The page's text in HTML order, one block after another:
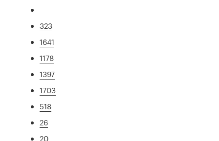
323
1641
1178
1397
1703
518
26
20